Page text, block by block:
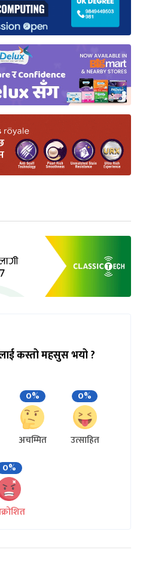
कस्तो महसुस भयो ?
0%
अचम्मित
0%
उत्साहित
0%